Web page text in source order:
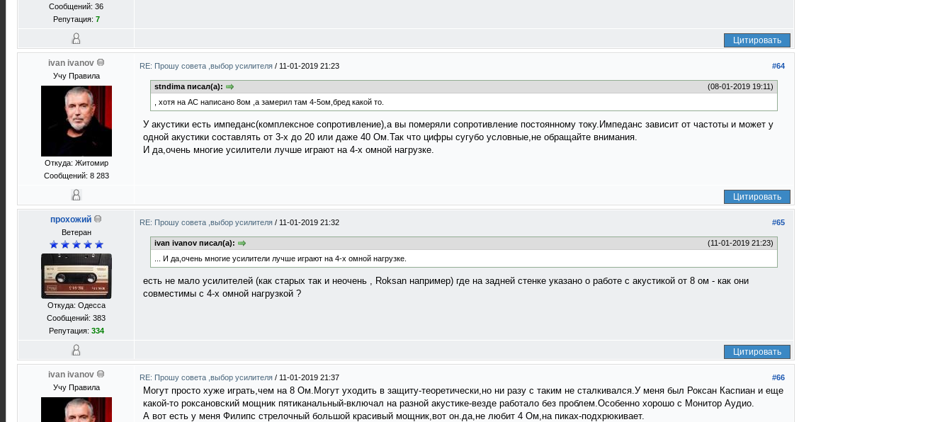
Сообщений: 36
Репутация: 7
Цитировать
ivan ivanov
Учу Правила
Откуда: Житомир
Сообщений: 8 283
#64
RE: Прошу совета ,выбор усилителя / 11-01-2019 21:23
(08-01-2019 19:11)
stndima писал(а):
, хотя на АС написано 8ом ,а замерил там 4-5ом,бред какой то.
У акустики есть импеданс(комплексное сопротивление),а вы померяли сопротивление постоянному току.Импеданс зависит от частоты и может у
одной акустики составлять от 3-х до 20 или даже 40 Ом.Так что цифры сугубо условные,не обращайте внимания.
И да,очень многие усилители лучше играют на 4-х омной нагрузке.
Цитировать
прохожий
Ветеран
Откуда: Одесса
Сообщений: 383
Репутация: 334
#65
RE: Прошу совета ,выбор усилителя / 11-01-2019 21:32
(11-01-2019 21:23)
ivan ivanov писал(а):
... И да,очень многие усилители лучше играют на 4-х омной нагрузке.
есть не мало усилителей (как старых так и неочень , Roksan например) где на задней стенке указано о работе с акустикой от 8 ом - как они
совместимы с 4-х омной нагрузкой ?
Цитировать
ivan ivanov
Учу Правила
#66
RE: Прошу совета ,выбор усилителя / 11-01-2019 21:37
Могут просто хуже играть,чем на 8 Ом.Могут уходить в защиту-теоретически,но ни разу с таким не сталкивался.У меня был Роксан Каспиан и еще
какой-то роксановский мощник пятиканальный-включал на разной акустике-везде работало без проблем.Особенно хорошо с Монитор Аудио.
А вот есть у меня Филипс стрелочный большой красивый мощник,вот он.да,не любит 4 Ом,на пиках-подхрюкивает.